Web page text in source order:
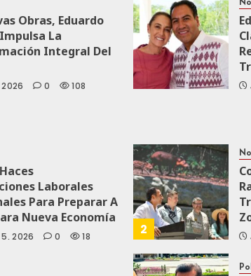
Obras, Eduardo
La
Integral Del
2026 0 108
Laborales
Para Preparar A
Nueva Economía
2026 0 18 2